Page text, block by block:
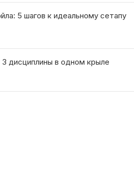
5 шагов к идеальному сетапу
3 дисциплины в одном крыле